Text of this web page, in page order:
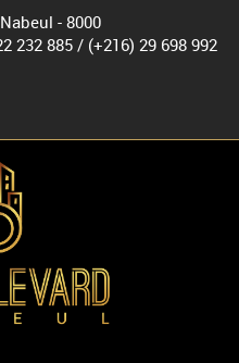
- 8000
232 885 / (+216) 29 698 992